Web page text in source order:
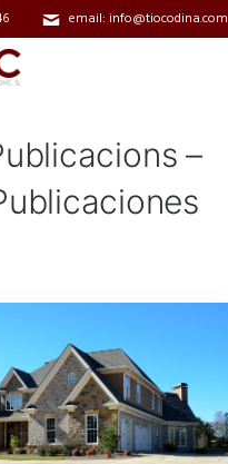
email: info@tiocodina.com
–